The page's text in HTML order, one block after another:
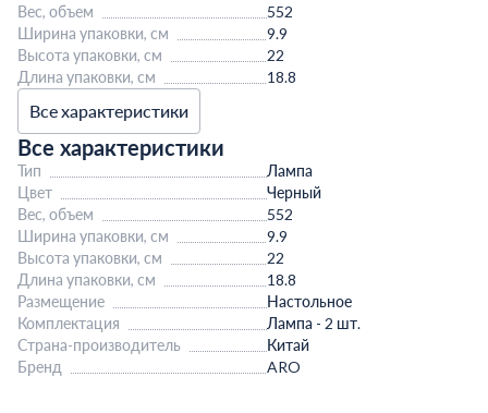
Вес, объем
552
Ширина упаковки, см
9.9
Высота упаковки, см
22
Длина упаковки, см
18.8
Все характеристики
Все характеристики
Тип
Лампа
Цвет
Черный
Вес, объем
552
Ширина упаковки, см
9.9
Высота упаковки, см
22
Длина упаковки, см
18.8
Размещение
Настольное
Комплектация
Лампа - 2 шт.
Страна-производитель
Китай
Бренд
ARO